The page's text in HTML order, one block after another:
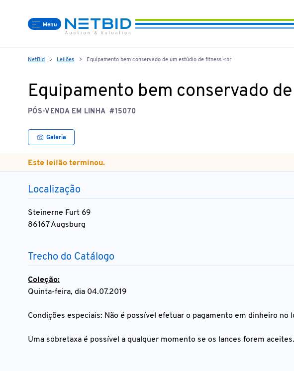
Menu
NetBid Leilões Equipamento bem conservado de um estúdio de fitness <br
Equipamento bem conservado
PÓS-VENDA EM LINHA #15070
Galeria
Este leilão terminou.
Localização
Steinerne Furt 69
86167 Augsburg
Trecho do Catálogo
Coleção:
Quinta-feira, dia 04.07.2019
Condições especiais: Não é possível efetuar o pagamento em dinheiro no
Uma sobretaxa é possível a qualquer momento se os lances forem aceites.